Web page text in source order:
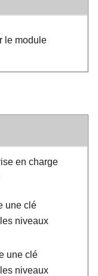
le module
en charge
une clé
niveaux
une clé
niveaux